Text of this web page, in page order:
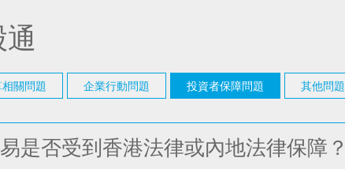
通
關問題 企業行動問題 投資者保障問題 其他問題
是否受到香港法律或內地法律保障？